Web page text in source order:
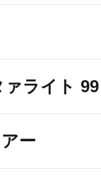
ライト 99
ー